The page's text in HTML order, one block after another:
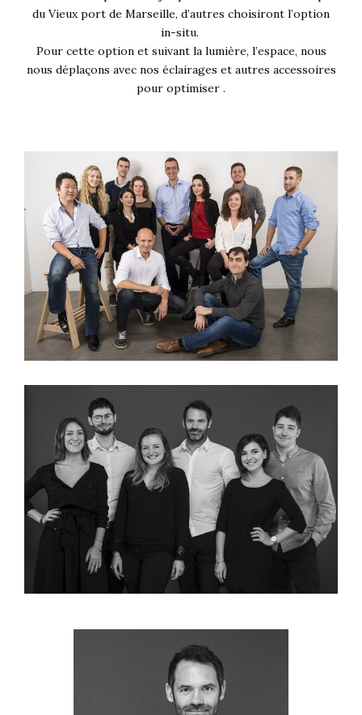
du Vieux port de Marseille, d’autres choisiront l’option
in-situ.
Pour cette option et suivant la lumière, l’espace, nous
nous déplaçons avec nos éclairages et autres accessoires
pour optimiser .